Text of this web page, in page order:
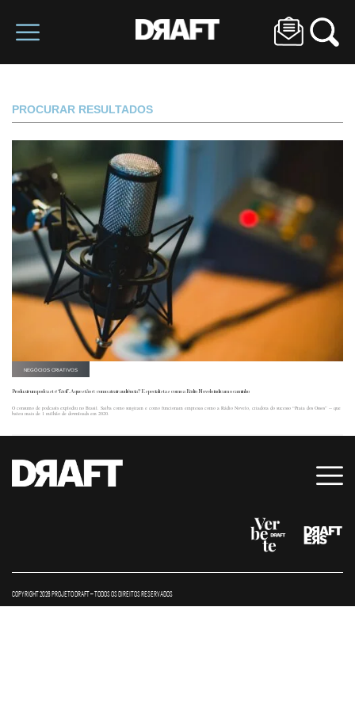
PROCURAR RESULTADOS
NEGÓCIOS CRIATIVOS
Produzir um podcast é “fácil”. A questão é: como atrair audiência? Especialistas como a Rádio Novelo indicam o caminho
O consumo de podcasts explodiu no Brasil. Saiba como surgiram e como funcionam empresas como a Rádio Novelo, criadora do sucesso “Praia dos Ossos” -- que
bateu mais de 1 milhão de downloads em 2020.
COPYRIGHT 2026 PROJETO DRAFT – TODOS OS DIREITOS RESERVADOS